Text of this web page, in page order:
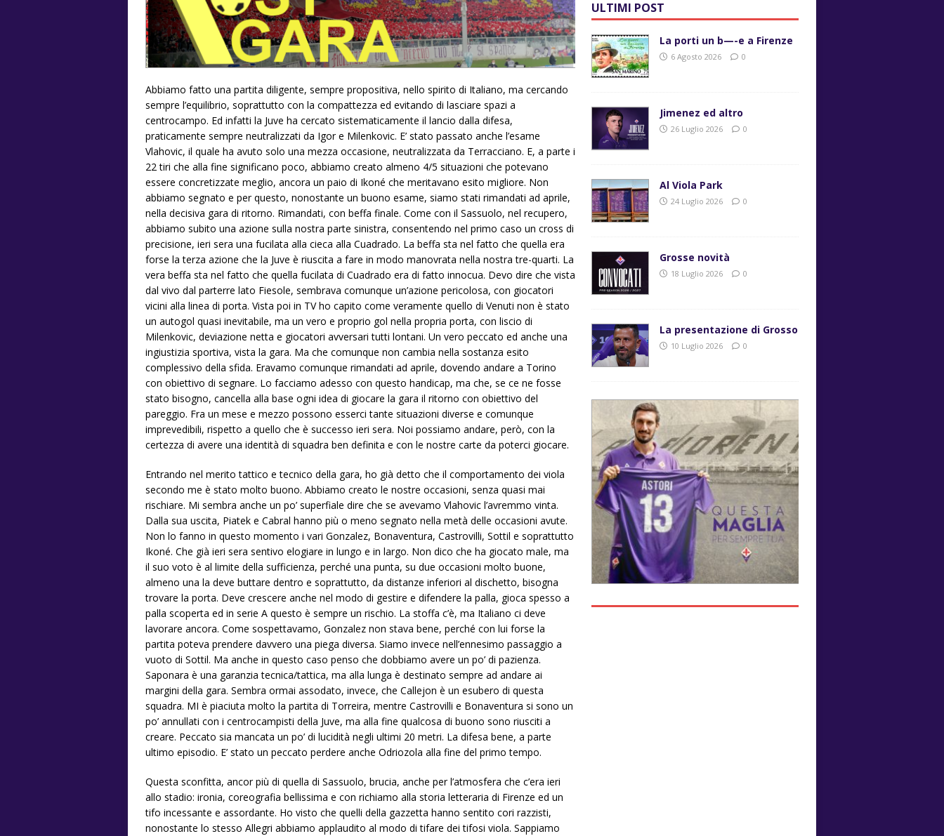
Abbiamo fatto una partita diligente, sempre propositiva, nello spirito di Italiano, ma cercando
sempre l’equilibrio, soprattutto con la compattezza ed evitando di lasciare spazi a
centrocampo. Ed infatti la Juve ha cercato sistematicamente il lancio dalla difesa,
praticamente sempre neutralizzati da Igor e Milenkovic. E’ stato passato anche l’esame
Vlahovic, il quale ha avuto solo una mezza occasione, neutralizzata da Terracciano. E, a parte i
22 tiri che alla fine significano poco, abbiamo creato almeno 4/5 situazioni che potevano
essere concretizzate meglio, ancora un paio di Ikoné che meritavano esito migliore. Non
abbiamo segnato e per questo, nonostante un buono esame, siamo stati rimandati ad aprile,
nella decisiva gara di ritorno. Rimandati, con beffa finale. Come con il Sassuolo, nel recupero,
abbiamo subito una azione sulla nostra parte sinistra, consentendo nel primo caso un cross di
precisione, ieri sera una fucilata alla cieca alla Cuadrado. La beffa sta nel fatto che quella era
forse la terza azione che la Juve è riuscita a fare in modo manovrata nella nostra tre-quarti. La
vera beffa sta nel fatto che quella fucilata di Cuadrado era di fatto innocua. Devo dire che vista
dal vivo dal parterre lato Fiesole, sembrava comunque un’azione pericolosa, con giocatori
vicini alla linea di porta. Vista poi in TV ho capito come veramente quello di Venuti non è stato
un autogol quasi inevitabile, ma un vero e proprio gol nella propria porta, con liscio di
Milenkovic, deviazione netta e giocatori avversari tutti lontani. Un vero peccato ed anche una
ingiustizia sportiva, vista la gara. Ma che comunque non cambia nella sostanza esito
complessivo della sfida. Eravamo comunque rimandati ad aprile, dovendo andare a Torino
con obiettivo di segnare. Lo facciamo adesso con questo handicap, ma che, se ce ne fosse
stato bisogno, cancella alla base ogni idea di giocare la gara il ritorno con obiettivo del
pareggio. Fra un mese e mezzo possono esserci tante situazioni diverse e comunque
imprevedibili, rispetto a quello che è successo ieri sera. Noi possiamo andare, però, con la
certezza di avere una identità di squadra ben definita e con le nostre carte da poterci giocare.
Entrando nel merito tattico e tecnico della gara, ho già detto che il comportamento dei viola
secondo me è stato molto buono. Abbiamo creato le nostre occasioni, senza quasi mai
rischiare. Mi sembra anche un po’ superfiale dire che se avevamo Vlahovic l’avremmo vinta.
Dalla sua uscita, Piatek e Cabral hanno più o meno segnato nella metà delle occasioni avute.
Non lo fanno in questo momento i vari Gonzalez, Bonaventura, Castrovilli, Sottil e soprattutto
Ikoné. Che già ieri sera sentivo elogiare in lungo e in largo. Non dico che ha giocato male, ma
il suo voto è al limite della sufficienza, perché una punta, su due occasioni molto buone,
almeno una la deve buttare dentro e soprattutto, da distanze inferiori al dischetto, bisogna
trovare la porta. Deve crescere anche nel modo di gestire e difendere la palla, gioca spesso a
palla scoperta ed in serie A questo è sempre un rischio. La stoffa c’è, ma Italiano ci deve
lavorare ancora. Come sospettavamo, Gonzalez non stava bene, perché con lui forse la
partita poteva prendere davvero una piega diversa. Siamo invece nell’ennesimo passaggio a
vuoto di Sottil. Ma anche in questo caso penso che dobbiamo avere un po’ di pazienza.
Saponara è una garanzia tecnica/tattica, ma alla lunga è destinato sempre ad andare ai
margini della gara. Sembra ormai assodato, invece, che Callejon è un esubero di questa
squadra. MI è piaciuta molto la partita di Torreira, mentre Castrovilli e Bonaventura si sono un
po’ annullati con i centrocampisti della Juve, ma alla fine qualcosa di buono sono riusciti a
creare. Peccato sia mancata un po’ di lucidità negli ultimi 20 metri. La difesa bene, a parte
ultimo episodio. E’ stato un peccato perdere anche Odriozola alla fine del primo tempo.
Questa sconfitta, ancor più di quella di Sassuolo, brucia, anche per l’atmosfera che c’era ieri
allo stadio: ironia, coreografia bellissima e con richiamo alla storia letteraria di Firenze ed un
tifo incessante e assordante. Ho visto che quelli della gazzetta hanno sentito cori razzisti,
nonostante lo stesso Allegri abbiamo applaudito al modo di tifare dei tifosi viola. Sappiamo
ULTIMI POST
La porti un b—-e a Firenze
6 Agosto 2026 0
Jimenez ed altro
26 Luglio 2026 0
Al Viola Park
24 Luglio 2026 0
Grosse novità
18 Luglio 2026 0
La presentazione di Grosso
10 Luglio 2026 0